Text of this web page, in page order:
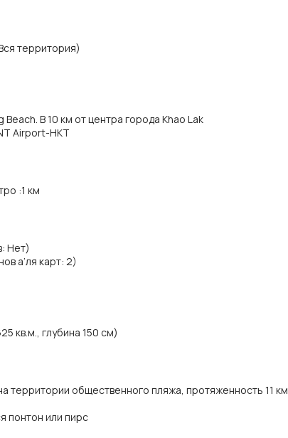
территория)
Beach. В 10 км от центра города Khao Lak
Airport-HKT
:1 км
Нет)
а’ля карт: 2)
кв.м., глубина 150 см)
территории общественного пляжа, протяженность 11 км
понтон или пирс